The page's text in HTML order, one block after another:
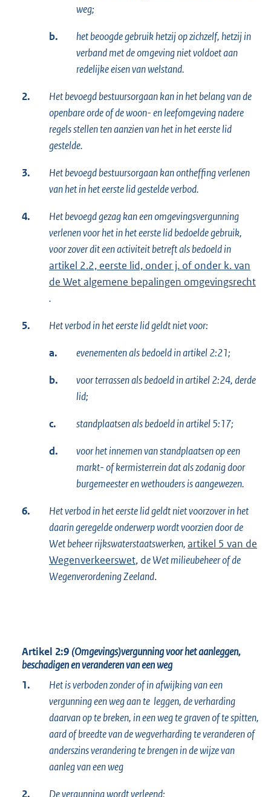
weg;
b.
het beoogde gebruik hetzij op zichzelf, hetzij in
verband met de omgeving niet voldoet aan
redelijke eisen van welstand.
2.
Het bevoegd bestuursorgaan kan in het belang van de
openbare orde of de woon- en leefomgeving nadere
regels stellen ten aanzien van het in het eerste lid
gestelde.
3.
Het bevoegd bestuursorgaan kan ontheffing verlenen
van het in het eerste lid gestelde verbod.
4.
Het bevoegd gezag kan een omgevingsvergunning
verlenen voor het in het eerste lid bedoelde gebruik,
voor zover dit een activiteit betreft als bedoeld in
artikel 2.2, eerste lid, onder j. of onder k. van
de Wet algemene bepalingen omgevingsrecht
.
5. Het verbod in het eerste lid geldt niet voor:
a. evenementen als bedoeld in artikel 2:21;
b.
voor terrassen als bedoeld in artikel 2:24, derde
lid;
c. standplaatsen als bedoeld in artikel 5:17;
d.
voor het innemen van standplaatsen op een
markt- of kermisterrein dat als zodanig door
burgemeester en wethouders is aangewezen.
6.
Het verbod in het eerste lid geldt niet voorzover in het
daarin geregelde onderwerp wordt voorzien door de
Wet beheer rijkswaterstaatswerken,artikel 5 van de
Wegenverkeerswet, de Wet milieubeheer of de
Wegenverordening Zeeland.
Artikel 2:9 (Omgevings)vergunning voor het aanleggen,
beschadigen en veranderen van een weg
1.
Het is verboden zonder of in afwijking van een
vergunning een weg aan te leggen, de verharding
daarvan op te breken, in een weg te graven of te spitten,
aard of breedte van de wegverharding te veranderen of
anderszins verandering te brengen in de wijze van
aanleg van een weg
2. De vergunning wordt verleend: